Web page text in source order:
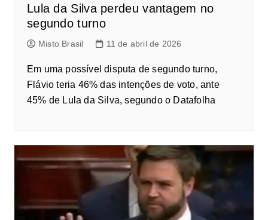
Lula da Silva perdeu vantagem no
segundo turno
Misto Brasil 11 de abril de 2026
Em uma possível disputa de segundo turno,
Flávio teria 46% das intenções de voto, ante
45% de Lula da Silva, segundo o Datafolha